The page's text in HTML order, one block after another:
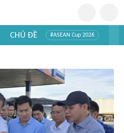
CHỦ ĐỀ #ASEAN Cup 2026